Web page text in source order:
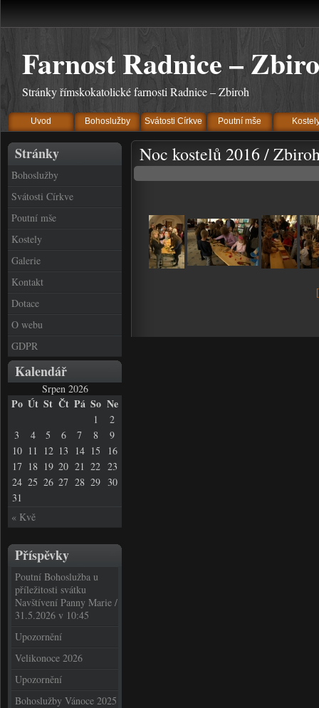
Farnost Radnice –
Stránky římskokatolické farnosti Radnice – Zbiroh
Uvod Bohoslužby Svátosti Církve Poutní mše
Stránky
Bohoslužby
Svátosti Církve
Poutní mše
Kostely
Galerie
Kontakt
Dotace
O webu
GDPR
Kalendář
Srpen 2026
Po Út St Čt Pá So Ne
1
2
3
4 5 6 7 8
9
10 11 12 13 14 15
16
17 18 19 20 21 22 23
24 25 26 27 28 29 30
31
« Kvě
Příspěvky
Poutní Bohoslužba u
příležitosti svátku
Navštívení Panny Marie /
31.5.2026 v 10:45
Upozornění
Velikonoce 2026
Upozornění
Bohoslužby Vánoce 2025
Noc kostelů 2016 /